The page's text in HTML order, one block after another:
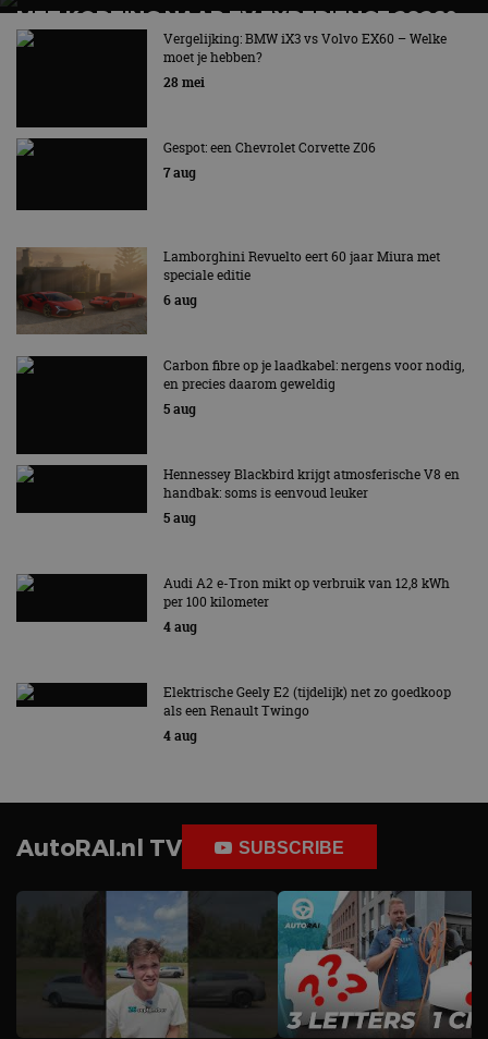
MET KORTING NAAR EV EXPERIENCE 2026?
AUTORAI REGELT HET!
EV Experience 2026 van 24 tot 26 september
Vergelijking: BMW iX3 vs Volvo EX60 – Welke
moet je hebben?
28 mei
Gespot: een Chevrolet Corvette Z06
7 aug
Lamborghini Revuelto eert 60 jaar Miura met
speciale editie
6 aug
Carbon fibre op je laadkabel: nergens voor nodig,
en precies daarom geweldig
5 aug
Hennessey Blackbird krijgt atmosferische V8 en
handbak: soms is eenvoud leuker
5 aug
Audi A2 e-Tron mikt op verbruik van 12,8 kWh
per 100 kilometer
4 aug
Elektrische Geely E2 (tijdelijk) net zo goedkoop
als een Renault Twingo
4 aug
AutoRAI.nl TV SUBSCRIBE